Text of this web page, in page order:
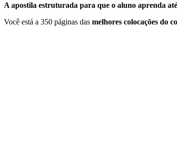
A apostila estruturada para que o aluno aprenda
Você está a 350 páginas das melhores colocações do